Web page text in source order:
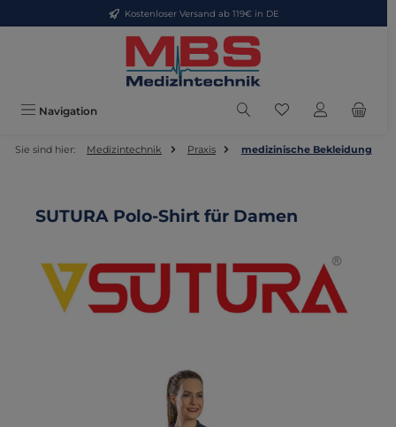
Zum Hauptinhalt springenKostenloser Versand ab 119€ in DE
Navigation Du hast 0
Sie sind hier: Medizintechnik Praxis medizinische Bekleidung
SUTURA Polo-Shirt für Damen